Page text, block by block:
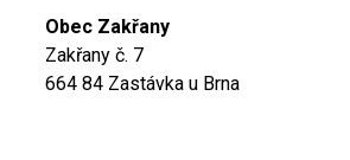
Obec Zakřany
Zakřany č. 7
664 84 Zastávka u Brna